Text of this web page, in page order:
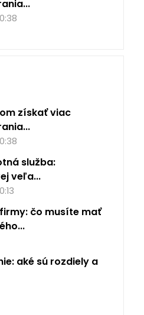
získať viac
služba:
veľa...
čo musíte mať
aké sú rozdiely a